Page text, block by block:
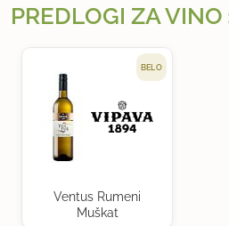
PREDLOGI ZA VINO
BELO
Ventus Rumeni
Muškat